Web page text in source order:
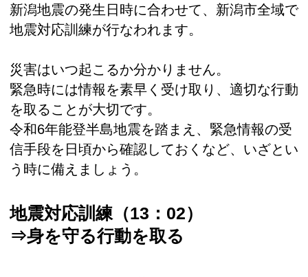
新潟地震の発生日時に合わせて、新潟市全域で
地震対応訓練が行なわれます。
災害はいつ起こるか分かりません。
緊急時には情報を素早く受け取り、適切な行動
を取ることが大切です。
令和6年能登半島地震を踏まえ、緊急情報の受
信手段を日頃から確認しておくなど、いざとい
う時に備えましょう。
地震対応訓練（13：02）
⇒身を守る行動を取る